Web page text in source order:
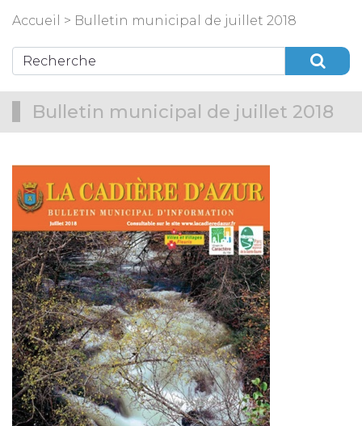
Accueil > Bulletin municipal de juillet 2018
Bulletin municipal de juillet 2018